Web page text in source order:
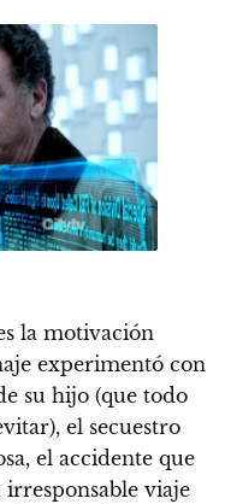
la motivación
experimentó con
su hijo (que todo
el secuestro
el accidente que
irresponsable viaje